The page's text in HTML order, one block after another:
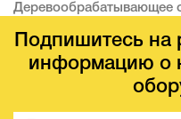
Деревообрабатывающее
Подпишитесь на
информацию о